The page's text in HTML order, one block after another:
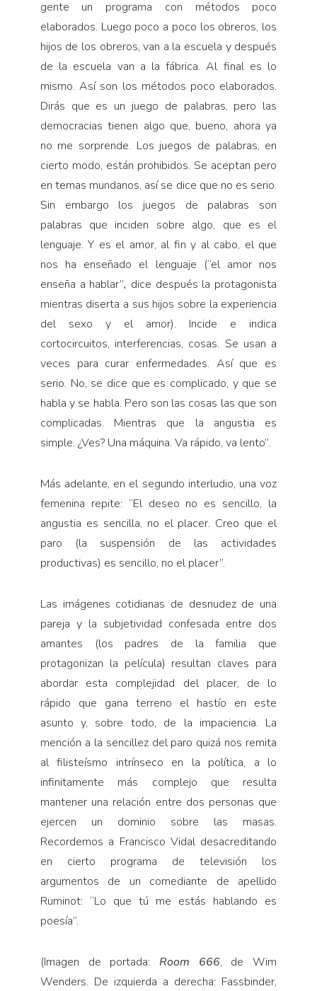
gente un programa con métodos poco
elaborados. Luego poco a poco los obreros, los
hijos de los obreros, van a la escuela y después
de la escuela van a la fábrica. Al final es lo
mismo. Así son los métodos poco elaborados.
Dirás que es un juego de palabras, pero las
democracias tienen algo que, bueno, ahora ya
no me sorprende. Los juegos de palabras, en
cierto modo, están prohibidos. Se aceptan pero
en temas mundanos, así se dice que no es serio.
Sin embargo los juegos de palabras son
palabras que inciden sobre algo, que es el
lenguaje. Y es el amor, al fin y al cabo, el que
nos ha enseñado el lenguaje (“el amor nos
enseña a hablar”, dice después la protagonista
mientras diserta a sus hijos sobre la experiencia
del sexo y el amor). Incide e indica
cortocircuitos, interferencias, cosas. Se usan a
veces para curar enfermedades. Así que es
serio. No, se dice que es complicado, y que se
habla y se habla. Pero son las cosas las que son
complicadas. Mientras que la angustia es
simple. ¿Ves? Una máquina. Va rápido, va lento”.
Más adelante, en el segundo interludio, una voz
femenina repite: “El deseo no es sencillo, la
angustia es sencilla, no el placer. Creo que el
paro (la suspensión de las actividades
productivas) es sencillo, no el placer”.
Las imágenes cotidianas de desnudez de una
pareja y la subjetividad confesada entre dos
amantes (los padres de la familia que
protagonizan la película) resultan claves para
abordar esta complejidad del placer, de lo
rápido que gana terreno el hastío en este
asunto y, sobre todo, de la impaciencia. La
mención a la sencillez del paro quizá nos remita
al filisteísmo intrínseco en la política, a lo
infinitamente más complejo que resulta
mantener una relación entre dos personas que
ejercen un dominio sobre las masas.
Recordemos a Francisco Vidal desacreditando
en cierto programa de televisión los
argumentos de un comediante de apellido
Ruminot: “Lo que tú me estás hablando es
poesía”.
(Imagen de portada: Room 666, de Wim
Wenders. De izquierda a derecha: Fassbinder,